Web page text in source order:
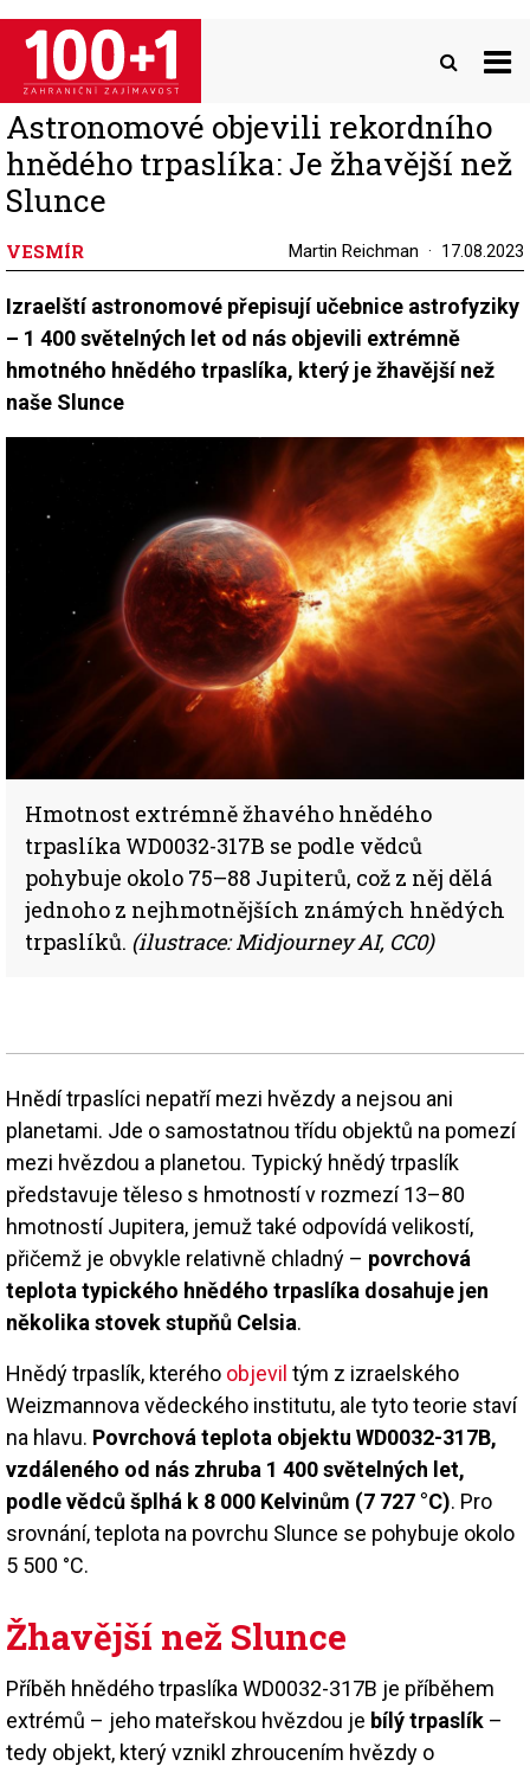
Přejít
hlavnímu
obsahu
Astronomové objevili rekordního
hnědého trpaslíka: Je žhavější než
Slunce
VESMÍR Martin Reichman 17.08.2023
Izraelští astronomové přepisují učebnice astrofyziky
– 1 400 světelných let od nás objevili extrémně
hmotného hnědého trpaslíka, který je žhavější než
naše Slunce
Hmotnost extrémně žhavého hnědého
trpaslíka WD0032-317B se podle vědců
pohybuje okolo 75–88 Jupiterů, což z něj dělá
jednoho z nejhmotnějších známých hnědých
trpaslíků. (ilustrace: Midjourney AI, CC0)
Hnědí trpaslíci nepatří mezi hvězdy a nejsou ani
planetami. Jde o samostatnou třídu objektů na pomezí
mezi hvězdou a planetou. Typický hnědý trpaslík
představuje těleso s hmotností v rozmezí 13–80
hmotností Jupitera, jemuž také odpovídá velikostí,
přičemž je obvykle relativně chladný – povrchová
teplota typického hnědého trpaslíka dosahuje jen
několika stovek stupňů Celsia.
Hnědý trpaslík, kterého objevil tým z izraelského
Weizmannova vědeckého institutu, ale tyto teorie staví
na hlavu. Povrchová teplota objektu WD0032-317B,
vzdáleného od nás zhruba 1 400 světelných let,
podle vědců šplhá k 8 000 Kelvinům (7 727 °C). Pro
srovnání, teplota na povrchu Slunce se pohybuje okolo
5 500 °C.
Žhavější než Slunce
Příběh hnědého trpaslíka WD0032-317B je příběhem
extrémů – jeho mateřskou hvězdou je bílý trpaslík –
tedy objekt, který vznikl zhroucením hvězdy o